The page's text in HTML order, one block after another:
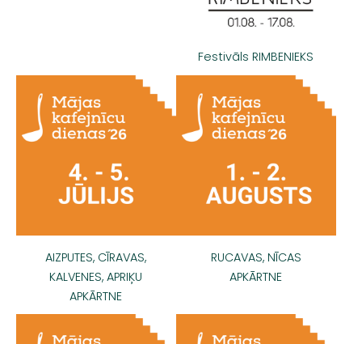
Festivāls RIMBENIEKS
AIZPUTES, CĪRAVAS,
KALVENES, APRIĶU
APKĀRTNE
RUCAVAS, NĪCAS
APKĀRTNE